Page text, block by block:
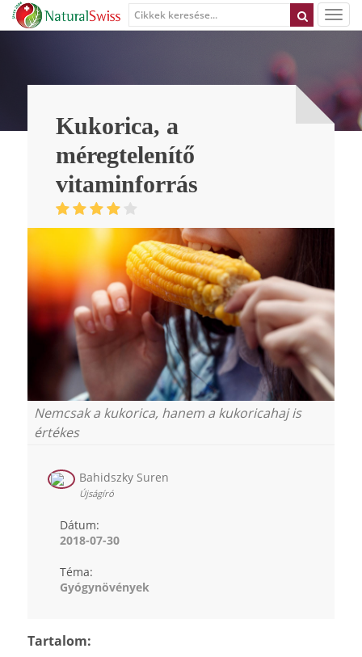
Kukorica, a
méregtelenítő
vitaminforrás
Nemcsak a kukorica, hanem a kukoricahaj is
értékes
Bahidszky Suren
Újságíró
Dátum:
2018-07-30
Téma:
Gyógynövények
Tartalom: